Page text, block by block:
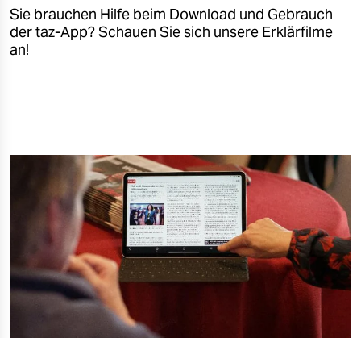
Sie brauchen Hilfe beim Download und Gebrauch
der taz-App? Schauen Sie sich unsere Erklärfilme
an!